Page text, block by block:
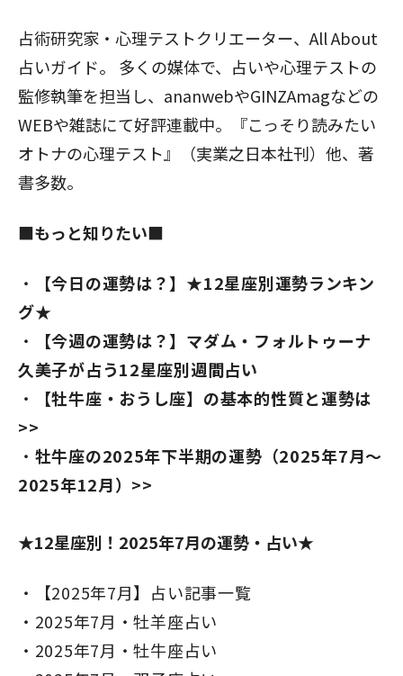
占術研究家・心理テストクリエーター、All About
占いガイド。 多くの媒体で、占いや心理テストの
監修執筆を担当し、ananwebやGINZAmagなどの
WEBや雑誌にて好評連載中。『こっそり読みたい
オトナの心理テスト』（実業之日本社刊）他、著
書多数。
■もっと知りたい■
【今日の運勢は？】★12星座別運勢ランキン
グ★
【今週の運勢は？】マダム・フォルトゥーナ
久美子が占う12星座別週間占い
【牡牛座・おうし座】の基本的性質と運勢は
>>
牡牛座の2025年下半期の運勢（2025年7月～
2025年12月）>>
★12星座別！2025年7月の運勢・占い★
【2025年7月】占い記事一覧
2025年7月・牡羊座占い
2025年7月・牡牛座占い